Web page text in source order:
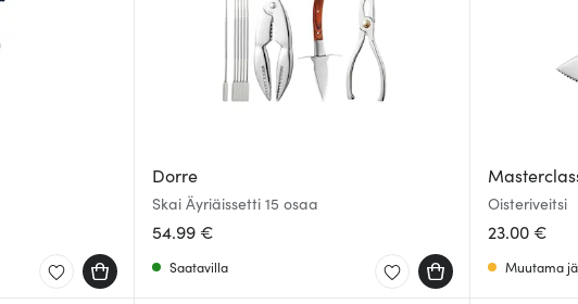
Dorre
Skai Äyriäissetti 15 osaa
54.99 €
Saatavilla
Oisteriveitsi
23.00 €
Muutama